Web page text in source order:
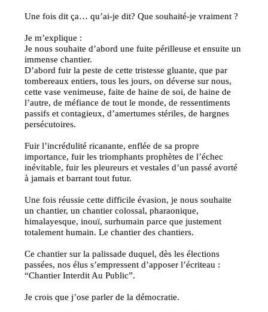
Une fois dit ça… qu’ai-je dit? Que souhaité-je vraiment ?
Je m’explique :
Je nous souhaite d’abord une fuite périlleuse et ensuite un
immense chantier.
D’abord fuir la peste de cette tristesse gluante, que par
tombereaux entiers, tous les jours, on déverse sur nous,
cette vase venimeuse, faite de haine de soi, de haine de
l’autre, de méfiance de tout le monde, de ressentiments
passifs et contagieux, d’amertumes stériles, de hargnes
persécutoires.
Fuir l’incrédulité ricanante, enflée de sa propre
importance, fuir les triomphants prophètes de l’échec
inévitable, fuir les pleureurs et vestales d’un passé avorté
à jamais et barrant tout futur.
Une fois réussie cette difficile évasion, je nous souhaite
un chantier, un chantier colossal, pharaonique,
himalayesque, inouï, surhumain parce que justement
totalement humain. Le chantier des chantiers.
Ce chantier sur la palissade duquel, dès les élections
passées, nos élus s’empressent d’apposer l’écriteau :
“Chantier Interdit Au Public”.
Je crois que j’ose parler de la démocratie.